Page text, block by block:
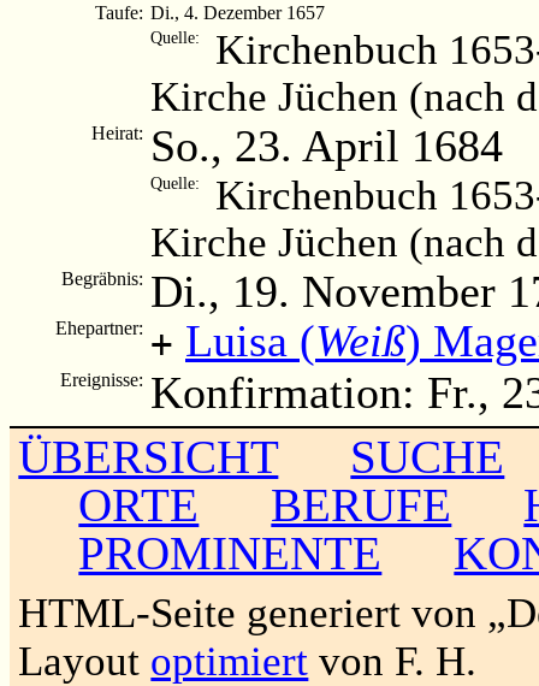
Taufe: Di., 4. Dezember 1657
Quelle:
Kirchenbuch
Kirche Jüchen (nach
Heirat: So., 23. April 1684
Quelle:
Kirchenbuch
Kirche Jüchen (nach
Begräbnis: Di., 19. November
Ehepartner: + Luisa (Weiß)
Ereignisse: Konfirmation: Fr.,
ÜBERSICHT
SUCHE
ORTE
BERUFE
PROMINENTE
HTML-Seite generiert von
Layout optimiert von F. H.